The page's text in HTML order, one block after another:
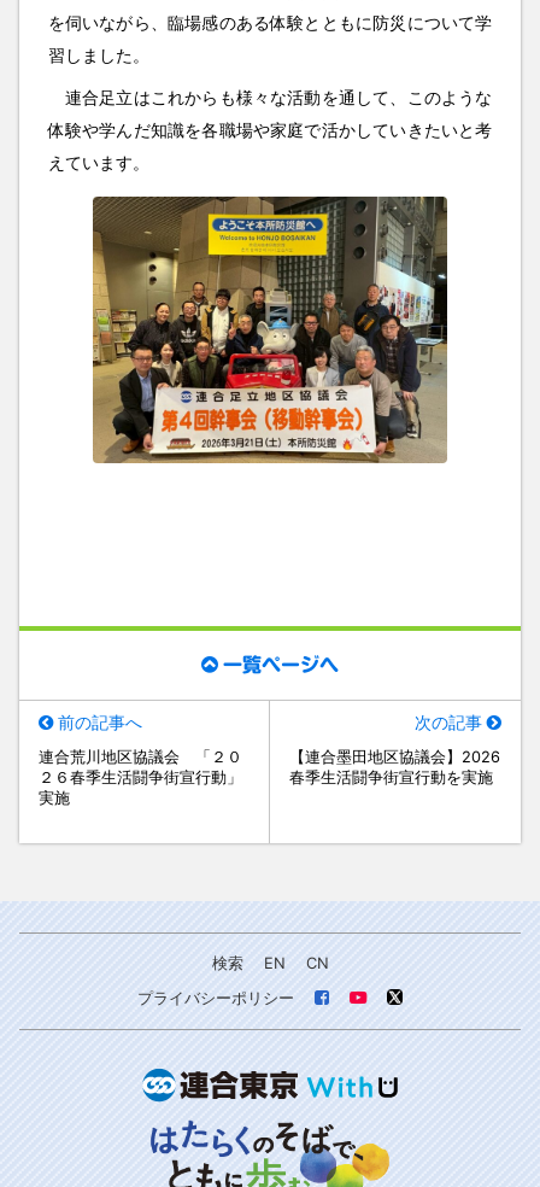
を伺いながら、臨場感のある体験とともに防災について学
習しました。
連合足立はこれからも様々な活動を通して、このような
体験や学んだ知識を各職場や家庭で活かしていきたいと考
えています。
一覧ページへ
前の記事へ
連合荒川地区協議会 「２０
２６春季生活闘争街宣行動」
実施
次の記事
【連合墨田地区協議会】2026
春季生活闘争街宣行動を実施
検索 EN
CN
プライバシーポリシー